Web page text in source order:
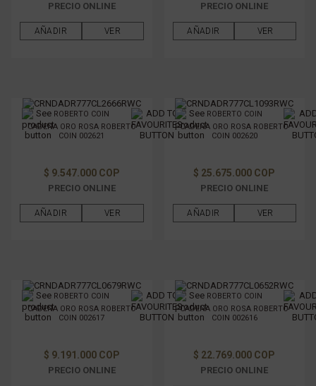
PRECIO ONLINE
AÑADIR VER
PRECIO ONLINE
AÑADIR VER
ROBERTO COIN
CADENA ORO ROSA ROBERTO
COIN 002621
$ 9.547.000 COP
PRECIO ONLINE
AÑADIR VER
ROBERTO COIN
CADENA ORO ROSA ROBERTO
COIN 002620
$ 25.675.000 COP
PRECIO ONLINE
AÑADIR VER
ROBERTO COIN
CADENA ORO ROSA ROBERTO
COIN 002617
$ 9.191.000 COP
PRECIO ONLINE
ROBERTO COIN
CADENA ORO ROSA ROBERTO
COIN 002616
$ 22.769.000 COP
PRECIO ONLINE